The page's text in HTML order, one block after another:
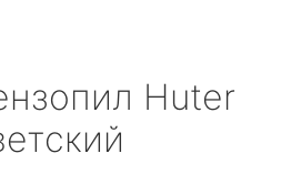
Huter